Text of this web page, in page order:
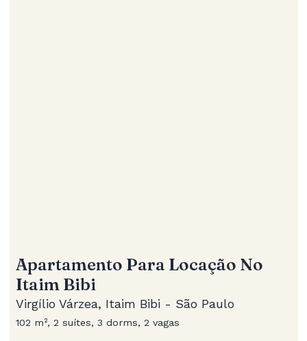
Apartamento Para Locação No
Itaim Bibi
Virgílio Várzea, Itaim Bibi - São Paulo
102 m², 2 suítes, 3 dorms, 2 vagas